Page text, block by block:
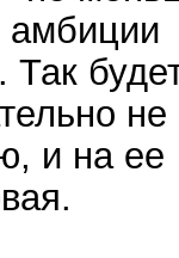
амбиции
не
и на ее